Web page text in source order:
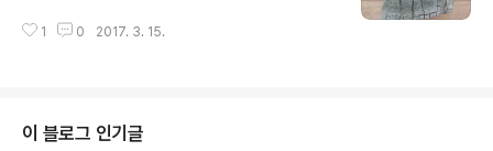
1 0 2017. 3. 15.
이 블로그 인기글